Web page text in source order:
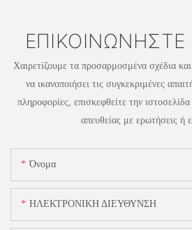
Χαιρετίζουμε τα προσαρμοσμένα σχέδια και
να ικανοποιήσει τις συγκεκριμένες
πληροφορίες, επισκεφθείτε την
απευθείας με ερωτήσεις ή
Όνομα
ΗΛΕΚΤΡΟΝΙΚΗ ΔΙΕΥΘΥΝΣΗ